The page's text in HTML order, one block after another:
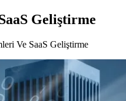
Geliştirme
Ve SaaS Geliştirme